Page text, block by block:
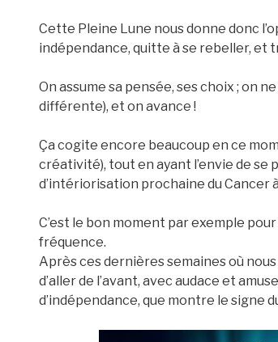
Cette Pleine Lune nous donne donc
indépendance, quitte à se rebeller, et
On assume sa pensée, ses choix ; on
différente), et on avance !
Ça cogite encore beaucoup en ce
créativité), tout en ayant l’envie de se
d’intériorisation prochaine du Cancer
C’est le bon moment par exemple
fréquence.
Après ces dernières semaines où
d’aller de l’avant, avec audace et
d’indépendance, que montre le signe